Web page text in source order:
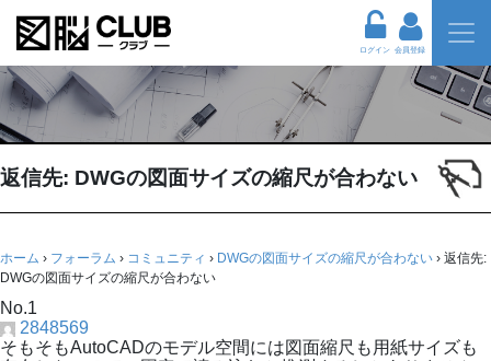
ログイン 会員登録
返信先: DWGの図面サイズの縮尺が合わない
ホーム › フォーラム › コミュニティ › DWGの図面サイズの縮尺が合わない › 返信先:
DWGの図面サイズの縮尺が合わない
No.1
2848569
そもそもAutoCADのモデル空間には図面縮尺も用紙サイズも